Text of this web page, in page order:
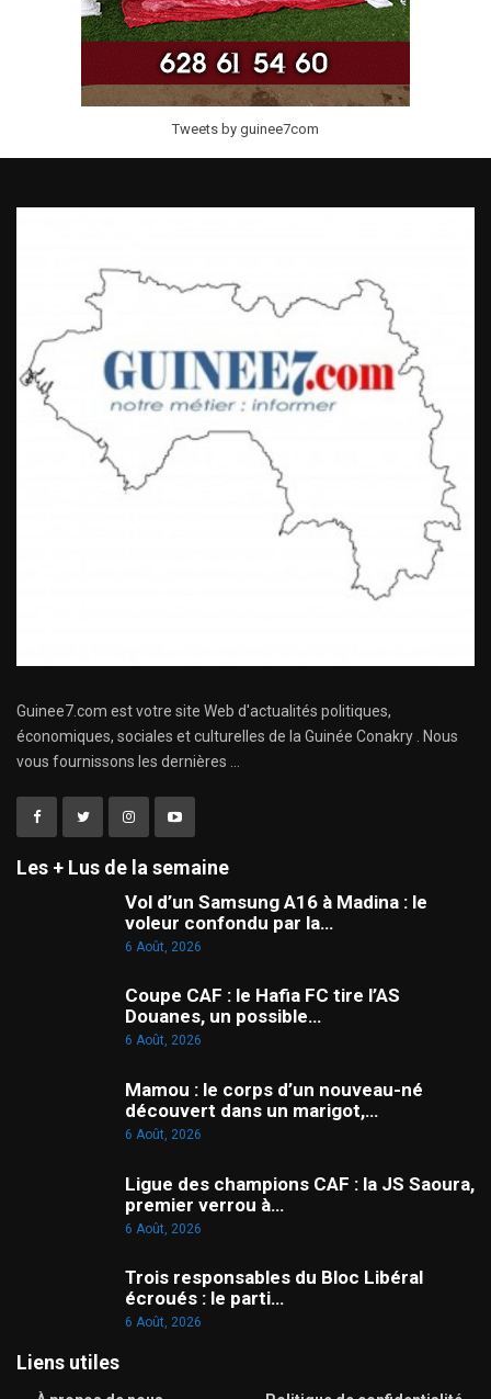
Tweets by guinee7com
Guinee7.com est votre site Web d'actualités politiques,
économiques, sociales et culturelles de la Guinée Conakry . Nous
vous fournissons les dernières ...
Les + Lus de la semaine
Vol d’un Samsung A16 à Madina : le
voleur confondu par la…
6 Août, 2026
Coupe CAF : le Hafia FC tire l’AS
Douanes, un possible…
6 Août, 2026
Mamou : le corps d’un nouveau-né
découvert dans un marigot,…
6 Août, 2026
Ligue des champions CAF : la JS Saoura,
premier verrou à…
6 Août, 2026
Trois responsables du Bloc Libéral
écroués : le parti…
6 Août, 2026
Liens utiles